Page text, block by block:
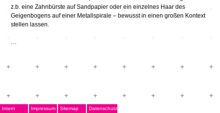
z.b. eine Zahnbürste auf Sandpapier oder ein einzelnes Haar des
Geigenbogens auf einer Metallspirale – bewusst in einen großen Kontext
stellen lassen.
…
Intern Impressum Sitemap Datenschutz